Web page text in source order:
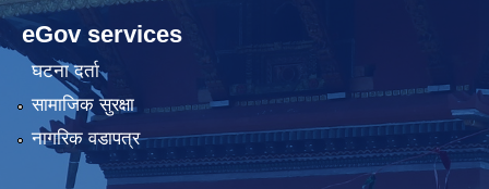
eGov services
घटना दर्ता
सामाजिक सुरक्षा
नागरिक वडापत्र